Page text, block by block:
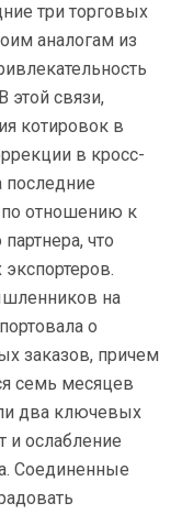
три торговых
аналогам из
этой связи,
котировок в
в кросс-
последние
по отношению к
что
на
о
заказов, причем
семь месяцев
два ключевых
и ослабление
Соединенные